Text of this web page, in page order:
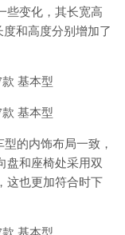
些变化，其长宽高
度和高度分别增加了
的内饰布局一致，
盘和座椅处采用双
这也更加符合时下